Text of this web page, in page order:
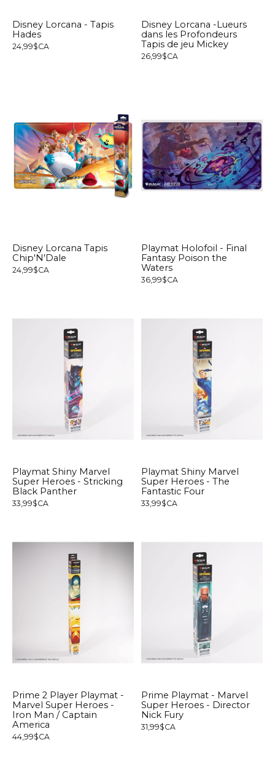
Disney Lorcana - Tapis
Hades
24,99$CA
Disney Lorcana -Lueurs
dans les Profondeurs
Tapis de jeu Mickey
26,99$CA
Disney Lorcana Tapis
Chip'N'Dale
24,99$CA
Playmat Holofoil - Final
Fantasy Poison the
Waters
36,99$CA
Playmat Shiny Marvel
Super Heroes - Stricking
Black Panther
33,99$CA
Playmat Shiny Marvel
Super Heroes - The
Fantastic Four
33,99$CA
Prime 2 Player Playmat -
Marvel Super Heroes -
Iron Man / Captain
America
44,99$CA
Prime Playmat - Marvel
Super Heroes - Director
Nick Fury
31,99$CA